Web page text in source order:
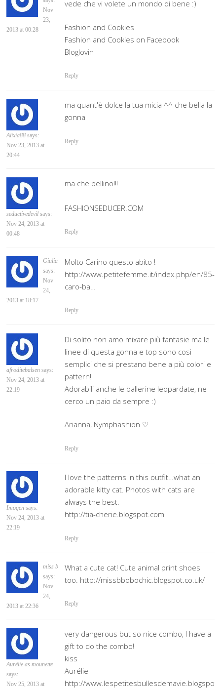
Nov
23,
2013 at 00:28
vede che vi volete un mondo di bene :)
Fashion and Cookies
Fashion and Cookies on Facebook
Bloglovin
Reply
Alixia88 says:
Nov 23, 2013 at
20:44
ma quant'è dolce la tua micia ^^ che bella la
gonna
Reply
seductivedevil says:
Nov 24, 2013 at
00:48
ma che bellino!!!
FASHIONSEDUCER.COM
Reply
Giulia
says:
Nov
24,
2013 at 18:17
Molto Carino questo abito !
http://www.petitefemme.it/index.php/en/85-
caro-ba…
Reply
afroditebalsen says:
Nov 24, 2013 at
22:19
Di solito non amo mixare più fantasie ma le
linee di questa gonna e top sono così
semplici che si prestano bene a più colori e
pattern!
Adorabili anche le ballerine leopardate, ne
cerco un paio da sempre :)
Arianna, Nymphashion ♡
Reply
Imogen says:
Nov 24, 2013 at
22:19
I love the patterns in this outfit…what an
adorable kitty cat. Photos with cats are
always the best.
http://tia-cherie.blogspot.com
Reply
miss b
says:
Nov
24,
2013 at 22:36
What a cute cat! Cute animal print shoes
too. http://missbbobochic.blogspot.co.uk/
Reply
Aurélie as mounette
says:
Nov 25, 2013 at
very dangerous but so nice combo, I have a
gift to do the combo!
kiss
Aurélie
http://